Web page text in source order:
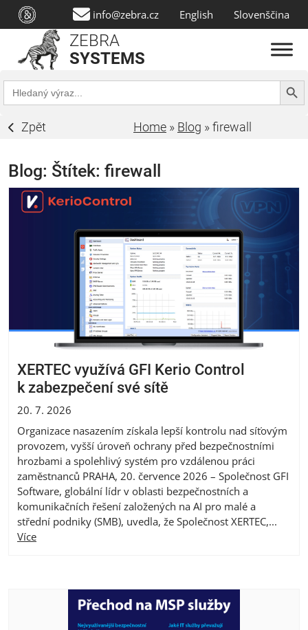
info@zebra.cz English Slovenščina
ZEBRA
SYSTEMS
Search
for:
Search
Zpět Home » Blog »firewall
Blog: Štítek: firewall
XERTEC využívá GFI Kerio Control
k zabezpečení své sítě
20. 7. 2026
Organizace nasazením získala lepší kontrolu nad síťovým
provozem, vyšší úroveň ochrany před bezpečnostními
hrozbami a spolehlivý systém pro vzdálenou práci
zaměstnanců PRAHA, 20. července 2026 – Společnost GFI
Software, globální lídr v oblasti bezpečnostních a
komunikačních řešení založených na AI pro malé a
střední podniky (SMB), uvedla, že Společnost XERTEC,...
Více